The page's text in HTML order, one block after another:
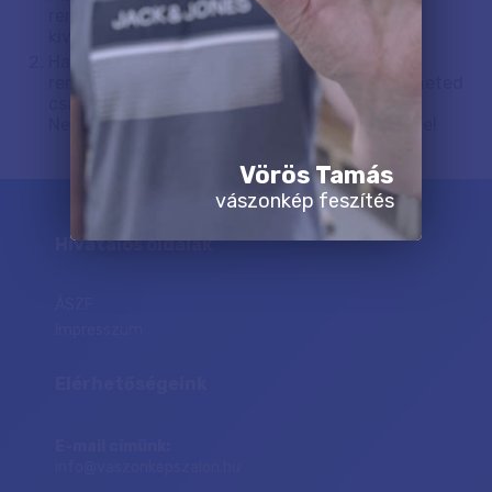
Vörös Tamás
vászonkép feszítés
rendszerünkön keresztül, bárelyikhez
kiválaszthatod, hogy "ez legyen az ajándék".
Ha elfelejted feltölteni a rendeléskor, akkor a
rendelés visszaigazolóra válaszolva is elküldheted
csatolmányként.
Ne felejtsd el megírni, hogy keretezve kéred-e!
Hivatalos oldalak